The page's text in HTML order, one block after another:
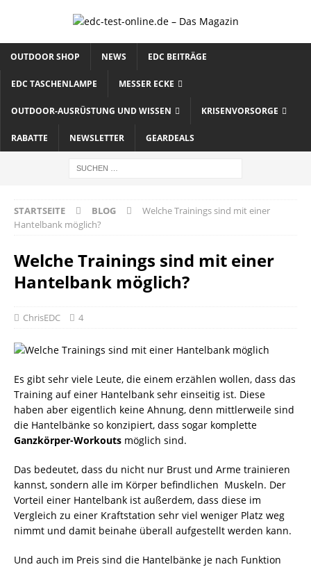
OUTDOOR SHOP NEWS EDC BEITRÄGE
EDC TASCHENLAMPE MESSER ECKE
OUTDOOR-AUSRÜSTUNG UND WISSEN KRISENVORSORGE
RABATTE NEWSLETTER GEARDEALS
STARTSEITE BLOG
Welche Trainings sind mit einer
Hantelbank möglich?
Welche Trainings sind mit einer
Hantelbank möglich?
ChrisEDC 4
Es gibt sehr viele Leute, die einem erzählen wollen, dass das
Training auf einer Hantelbank sehr einseitig ist. Diese
haben aber eigentlich keine Ahnung, denn mittlerweile sind
die Hantelbänke so konzipiert, dass sogar komplette
Ganzkörper-Workouts möglich sind.
Das bedeutet, dass du nicht nur Brust und Arme trainieren
kannst, sondern alle im Körper befindlichen Muskeln. Der
Vorteil einer Hantelbank ist außerdem, dass diese im
Vergleich zu einer Kraftstation sehr viel weniger Platz weg
nimmt und damit beinahe überall aufgestellt werden kann.
Und auch im Preis sind die Hantelbänke je nach Funktion